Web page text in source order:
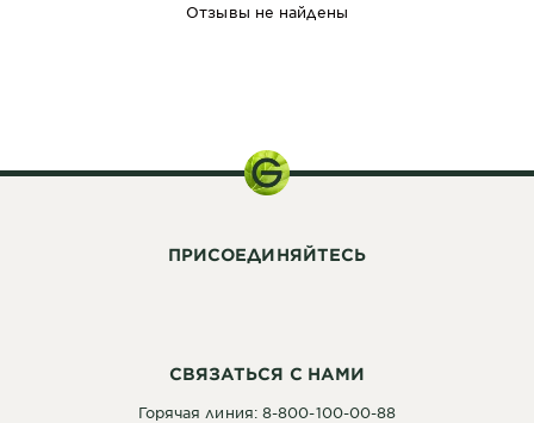
Отзывы не найдены
СВЯЗАТЬСЯ С НАМИ
Горячая линия: 8-800-100-00-88
ПРИСОЕДИНЯЙТЕСЬ